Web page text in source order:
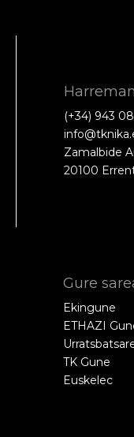
(+34) 943
Zamalbide
20100
Gure
Ekingune
ETHAZI
TK Gune
Euskelec